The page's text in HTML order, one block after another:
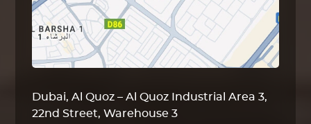
Dubai, Al Quoz – Al Quoz Industrial Area 3,
22nd Street, Warehouse 3